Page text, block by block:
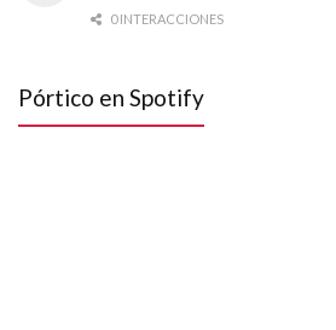
0 INTERACCIONES
Pórtico en Spotify